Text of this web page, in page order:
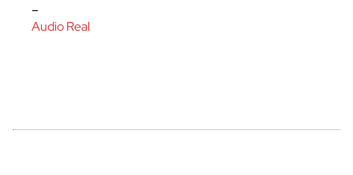
–
Audio Real